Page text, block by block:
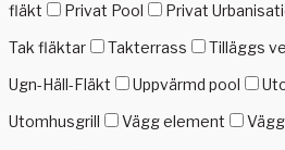
fläkt
Privat Pool Privat
Tak fläktar
Takterrass Tilläggs
Ugn-Häll-Fläkt
Uppvärmd pool
Utomhusgrill
Vägg element